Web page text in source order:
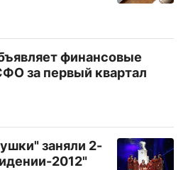
финансовые
за первый квартал
заняли 2-
2012"